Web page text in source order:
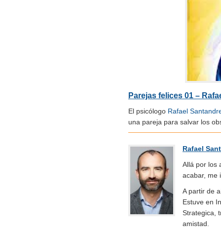
Parejas felices 01 –
El psicólogo Rafael
una pareja para salvar los
Rafael
Allá por los
acabar, me
A partir de
Estuve en
Strategica,
amistad.